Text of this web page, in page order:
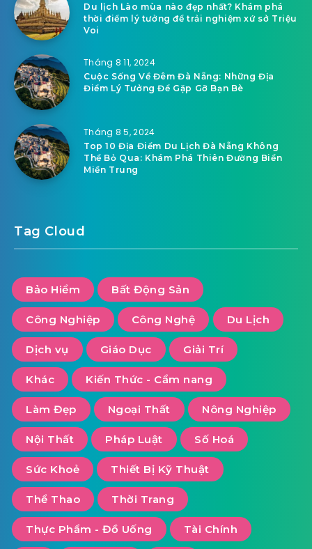
Du lịch Lào mùa nào đẹp nhất? Khám phá
thời điểm lý tưởng để trải nghiệm xứ sở Triệu
Voi
Tháng 8 11, 2024
Cuộc Sống Về Đêm Đà Nẵng: Những Địa
Điểm Lý Tưởng Để Gặp Gỡ Bạn Bè
Tháng 8 5, 2024
Top 10 Địa Điểm Du Lịch Đà Nẵng Không
Thể Bỏ Qua: Khám Phá Thiên Đường Biển
Miền Trung
Tag Cloud
Bảo Hiểm Bất Động Sản
Công Nghiệp Công Nghệ Du Lịch
Dịch vụ Giáo Dục Giải Trí
Khác Kiến Thức - Cẩm nang
Làm Đẹp Ngoại Thất Nông Nghiệp
Nội Thất Pháp Luật Số Hoá
Sức Khoẻ Thiết Bị Kỹ Thuật
Thể Thao Thời Trang
Thực Phẩm - Đồ Uống Tài Chính